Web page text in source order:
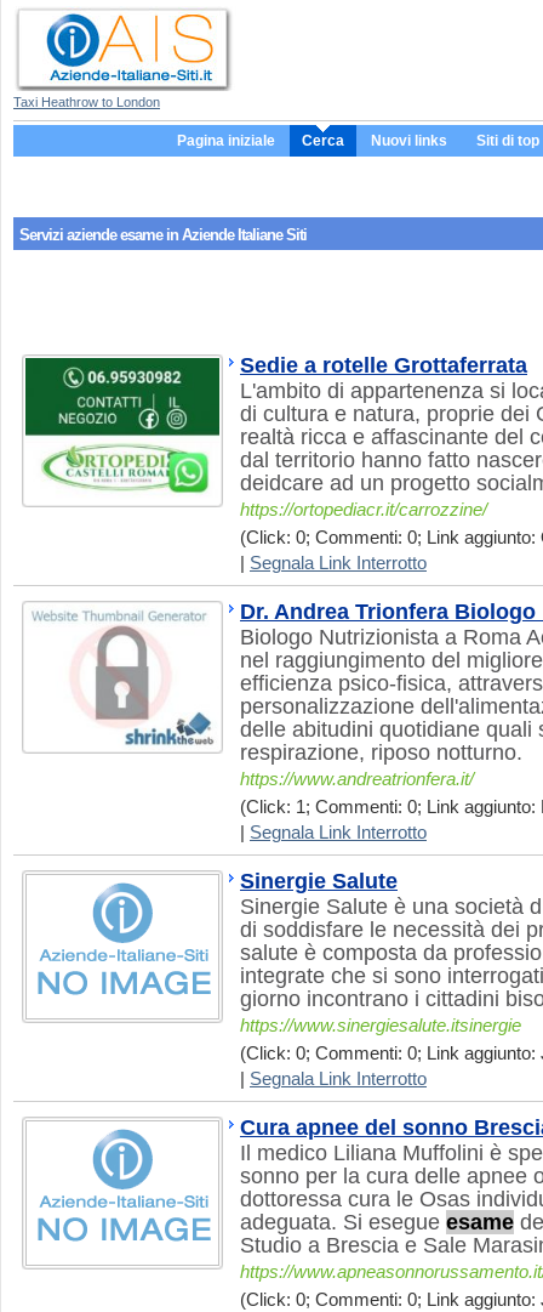
Taxi Heathrow to London
Pagina iniziale Cerca Nuovi links Siti di top
Servizi aziendeesamein Aziende Italiane Siti
Sedie a rotelle Grottaferrata
L'ambito di appartenenza si
di cultura e natura, proprie dei
realtà ricca e affascinante del
dal territorio hanno fatto
deidcare ad un progetto
https://ortopediacr.it/carrozzine/
(Click: 0; Commenti: 0; Link aggiunto:
Segnala Link Interrotto
Dr. Andrea Trionfera
Biologo Nutrizionista a Roma
nel raggiungimento del
efficienza psico-fisica,
personalizzazione
delle abitudini quotidiane quali
respirazione, riposo notturno.
https://www.andreatrionfera.it/
(Click: 1; Commenti: 0; Link aggiunto:
Segnala Link Interrotto
Sinergie Salute
Sinergie Salute è una società
di soddisfare le necessità dei
salute è composta da
integrate che si sono
giorno incontrano i cittadini
https://www.sinergiesalute.itsinergie
(Click: 0; Commenti: 0; Link aggiunto:
Segnala Link Interrotto
Cura apnee del sonno
Il medico Liliana Muffolini è
sonno per la cura delle apnee
dottoressa cura le Osas
adeguata. Si esegue esame
Studio a Brescia e Sale
https://
(Click: 0; Commenti: 0; Link aggiunto: